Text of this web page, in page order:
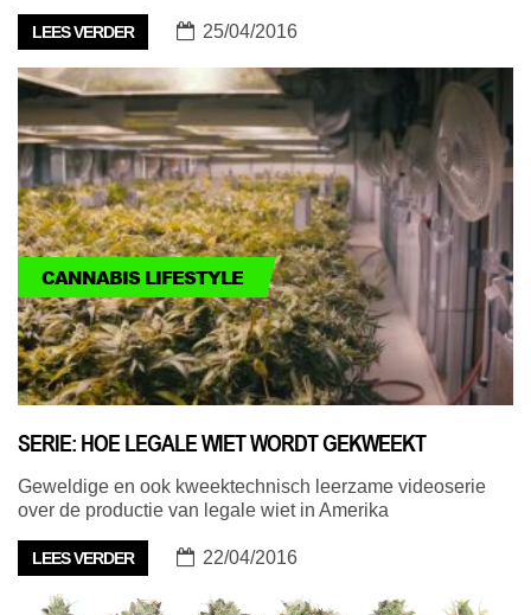
LEES VERDER 25/04/2016
CANNABIS LIFESTYLE
SERIE: HOE LEGALE WIET WORDT GEKWEEKT
Geweldige en ook kweektechnisch leerzame videoserie
over de productie van legale wiet in Amerika
LEES VERDER 22/04/2016